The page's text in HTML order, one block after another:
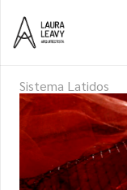
Sistema Latidos